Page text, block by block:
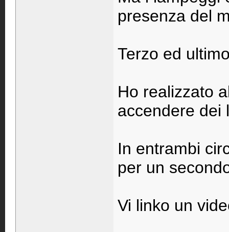
presenza del
Terzo ed
Ho realizzato
accendere dei
In entrambi
per un
Vi linko un